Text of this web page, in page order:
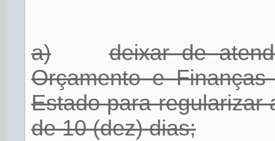
a)
deixar de
Orçamento e
Estado para regularizar
de 10 (dez) dias;